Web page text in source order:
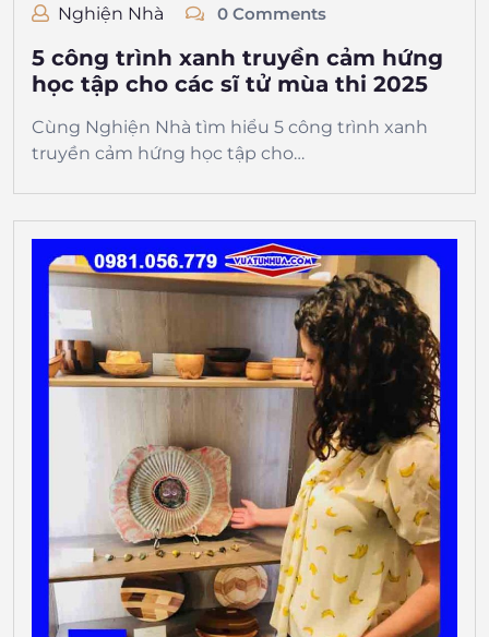
Nghiện Nhà 0 Comments
5 công trình xanh truyền cảm hứng
học tập cho các sĩ tử mùa thi 2025
Cùng Nghiện Nhà tìm hiểu 5 công trình xanh
truyền cảm hứng học tập cho…